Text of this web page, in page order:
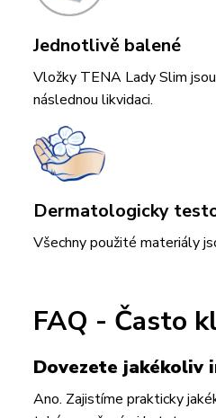
Jednotlivě balené
Vložky TENA Lady Slim
následnou likvidaci.
Dermatologicky
Všechny použité materiály
FAQ - Často
Dovezete jakékoliv
Ano. Zajistíme prakticky